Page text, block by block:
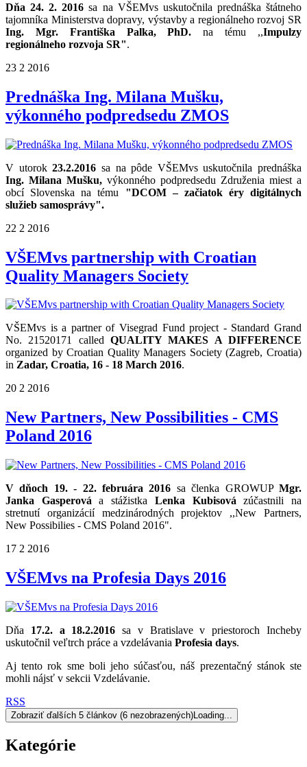
Dňa 24. 2. 2016sa na VŠEMvs uskutočnila prednáška štátneho
tajomníka Ministerstva dopravy, výstavby a regionálneho rozvoj SR
Ing. Mgr. Františka Palka, PhD.
na tému ,,Impulzy
regionálneho rozvoja SR".
23 2 2016
Prednáška Ing. Milana Mušku,
výkonného podpredsedu ZMOS
V utorok23.2.2016 sa na pôde VŠEMvs uskutočnila prednáška
Ing. Milana Mušku, výkonného podpredsedu Združenia miest a
obcí Slovenska na tému "DCOM – začiatok éry digitálnych
služieb samosprávy".
22 2 2016
VŠEMvs partnership with Croatian
Quality Managers Society
VŠEMvs is a partner of Visegrad Fund project - Standard Grand
No. 21520171 called QUALITY MAKES A DIFFERENCE
organized by Croatian Quality Managers Society (Zagreb, Croatia)
in Zadar, Croatia, 16 - 18 March 2016.
20 2 2016
New Partners, New Possibilities - CMS
Poland 2016
V dňoch 19. - 22. februára 2016 sa členka GROWUPMgr.
Janka Gasperováa stážistka Lenka Kubisová zúčastnili na
stretnutí organizácií medzinárodných projektov ,,New Partners,
New Possibilies - CMS Poland 2016".
17 2 2016
VŠEMvs na Profesia Days 2016
Dňa 17.2. a 18.2.2016 sa v Bratislave v priestoroch Incheby
uskutočnil veľtrch práce a vzdelávania Profesia days.
Aj tento rok sme boli jeho súčasťou, náš prezentačný stánok ste
mohli nájsť v sekcii Vzdelávanie.
RSS
Zobraziť ďalších 5 článkov (6 nezobrazených)Loading...
Kategórie